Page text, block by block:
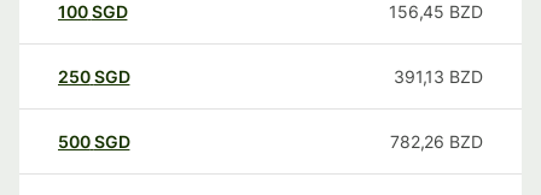
100SGD 156,45 BZD
250SGD 391,13 BZD
500SGD 782,26 BZD